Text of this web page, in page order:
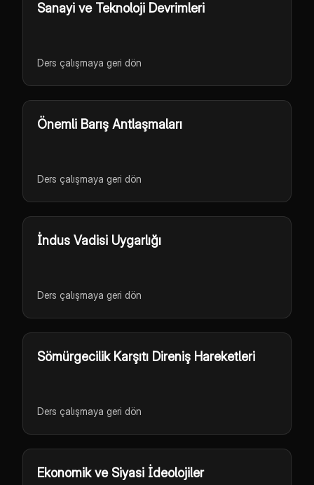
Sanayi ve Teknoloji Devrimleri
Ders çalışmaya geri dön
Önemli Barış Antlaşmaları
Ders çalışmaya geri dön
İndus Vadisi Uygarlığı
Ders çalışmaya geri dön
Sömürgecilik Karşıtı Direniş Hareketleri
Ders çalışmaya geri dön
Ekonomik ve Siyasi İdeolojiler